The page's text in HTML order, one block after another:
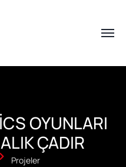
OYUNLARI
ÇADIR
Projeler